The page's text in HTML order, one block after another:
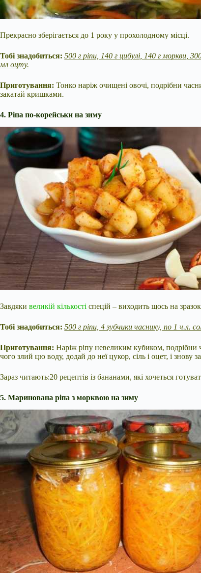
Прекрасно зберігається до 1 року у прохолодному місці.
Тобі знадобиться: 500 г ріпи, 140 г цибулі, 140 г моркви,
мл оцту.
Приготування: Тонко наріж очищені овочі, подрібни
закатай кришками.
4. Ріпа по-корейськи на зиму
Завдяки великій кількості спецій – виходить щось на
Тобі знадобиться: 500 г ріпи, 4 зубчики часнику, по 1 ч.л.
Приготування: Наріж ріпу невеликим кубиком, подрібни
чого злий цю воду, додай до неї цукор, сіль і оцет, і знову
Зараз читають:20 рецептів із бананами, які хочеться
5. Маринована ріпа з морквою на зиму